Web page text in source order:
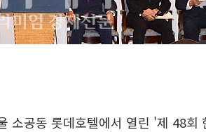
소공동 롯데호텔에서 열린 '제 48회